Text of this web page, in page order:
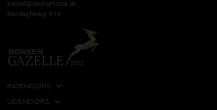
kontakt@spotlightshop.dk
Mandag-fredag: 9-16
INDENDØRS
UDENDØRS